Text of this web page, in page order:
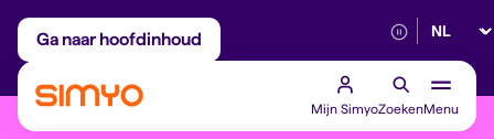
Ga naar hoofdinhoud
Maandelijks aanpasbaar Betrouwbaar
Mijn SimyoZoekenMenu